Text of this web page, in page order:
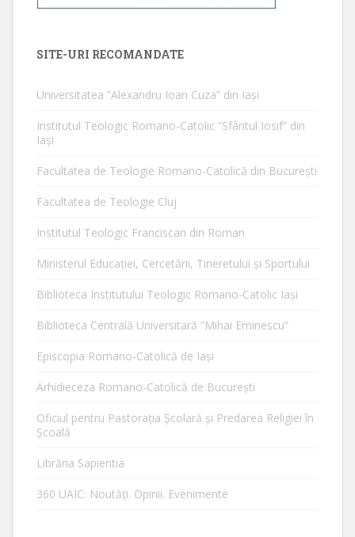
SITE-URI RECOMANDATE
Universitatea ”Alexandru Ioan Cuza” din Iaşi
Institutul Teologic Romano-Catolic ”Sfântul Iosif” din
Iaşi
Facultatea de Teologie Romano-Catolică din Bucureşti
Facultatea de Teologie Cluj
Institutul Teologic Franciscan din Roman
Ministerul Educaţiei, Cercetării, Tineretului şi Sportului
Biblioteca Institutului Teologic Romano-Catolic Iaşi
Biblioteca Centrală Universitară ”Mihai Eminescu”
Episcopia Romano-Catolică de Iaşi
Arhidieceza Romano-Catolică de Bucureşti
Oficiul pentru Pastorația Școlară și Predarea Religiei în
Școală
Librăria Sapientia
360 UAIC: Noutăţi. Opinii. Evenimente